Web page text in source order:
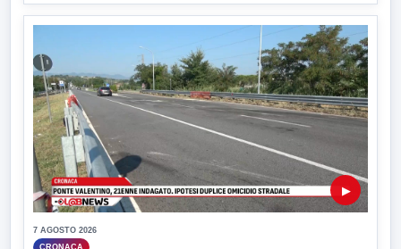
▶
7 AGOSTO 2026
CRONACA